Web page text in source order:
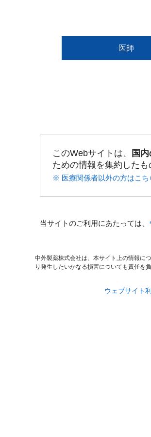
医師
このWebサイトは、 国
ための情報を集約した
※ 医療関係者以外の方はこち
当サイトのご利用にあたっては、
中外製薬株式会社は、本サイト上の情報に
り発生したいかなる損害についても責任を
ウェブサイト